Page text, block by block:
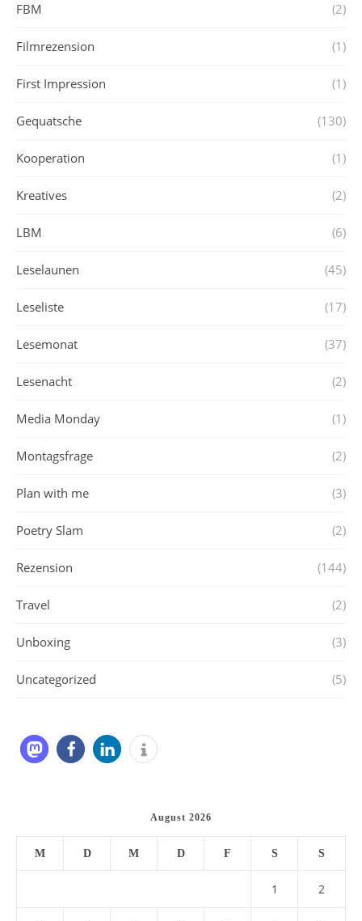
FBM (2)
Filmrezension (1)
First Impression (1)
Gequatsche (130)
Kooperation (1)
Kreatives (2)
LBM (6)
Leselaunen (45)
Leseliste (17)
Lesemonat (37)
Lesenacht (2)
Media Monday (1)
Montagsfrage (2)
Plan with me (3)
Poetry Slam (2)
Rezension (144)
Travel (2)
Unboxing (3)
Uncategorized (5)
August 2026
M D M D F S S
1 2